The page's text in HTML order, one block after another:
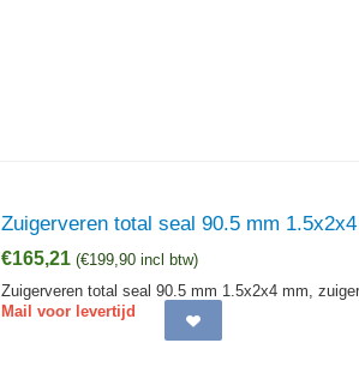
Zuigerveren total seal 90.5 mm
€165,21 (€199,90 incl btw)
Zuigerveren total seal 90.5 mm 1.5x2x4 mm,
Mail voor levertijd